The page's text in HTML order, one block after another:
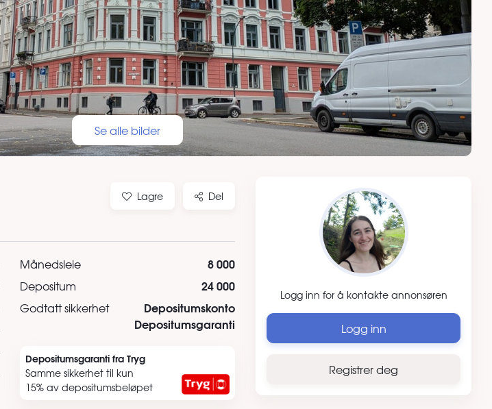
Se alle bilder
Lagre Del
Månedsleie 8 000
Depositum 24 000
Godtatt sikkerhet
Depositumskonto
Depositumsgaranti
Depositumsgaranti fra Tryg
Samme sikkerhet til kun
15% av depositumsbeløpet
Logg inn for å kontakte annonsøren
Logg inn
Registrer deg